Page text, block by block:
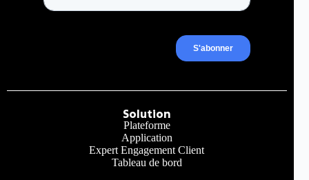
Solution
Plateforme
Application
Expert Engagement Client
Tableau de bord